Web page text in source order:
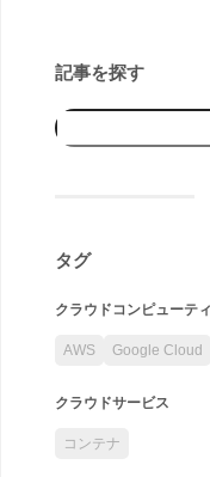
記事を探す
タグ
クラウドコンピューテ
AWS Google Cloud
クラウドサービス
コンテナ